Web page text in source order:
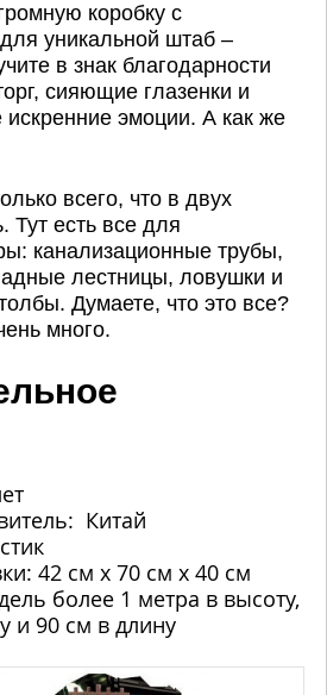
коробку с
уникальной штаб –
в знак благодарности
сияющие глазенки и
искренние эмоции. А как же
всего, что в двух
Тут есть все для
канализационные трубы,
лестницы, ловушки и
Думаете, что это все?
много.
Китай
42 см х 70 см х 40 см
более 1 метра в высоту,
и 90 см в длину